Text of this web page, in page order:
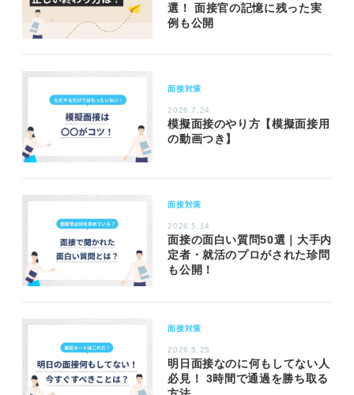
選！ 面接官の記憶に残った実
例も公開
面接対策
2026.7.24
模擬面接のやり方【模擬面接用
の動画つき】
面接対策
2026.5.14
面接の面白い質問50選｜大手内
定者・就活のプロがされた珍問
も公開！
面接対策
2026.5.25
明日面接なのに何もしてない人
必見！ 3時間で通過を勝ち取る